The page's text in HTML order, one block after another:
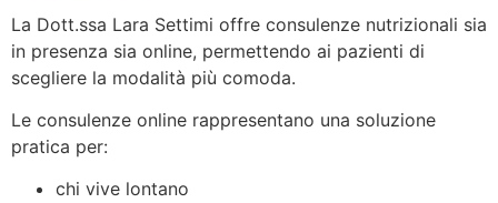
La Dott.ssa Lara Settimi offre consulenze nutrizionali sia
in presenza sia online, permettendo ai pazienti di
scegliere la modalità più comoda.
Le consulenze online rappresentano una soluzione
pratica per:
chi vive lontano